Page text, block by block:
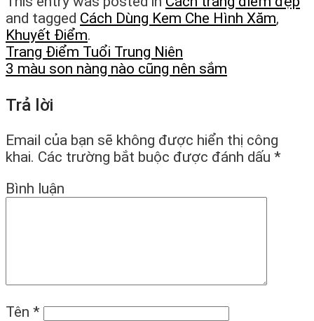
and tagged Cách Dùng Kem Che Hình Xăm,
Khuyết Điểm.
Trang Điểm Tuổi Trung Niên
3 màu son nàng nào cũng nên sắm
Trả lời
Email của bạn sẽ không được hiển thị công
khai. Các trường bắt buộc được đánh dấu *
Bình luận
Tên *